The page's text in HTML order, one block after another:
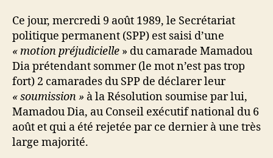
Ce jour, mercredi 9 août 1989, le Secrétariat
politique permanent (SPP) est saisi d’une
« motion préjudicielle » du camarade Mamadou
Dia prétendant sommer (le mot n’est pas trop
fort) 2 camarades du SPP de déclarer leur
« soumission » àla Résolution soumise par lui,
Mamadou Dia, au Conseil exécutif national du 6
août et qui a été rejetée par ce dernier à une très
large majorité.